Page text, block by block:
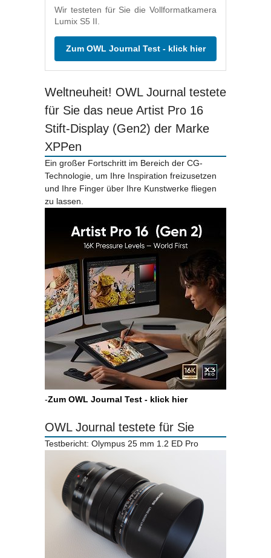
Wir testeten für Sie die Vollformatkamera
Lumix S5 II.
Zum OWL Journal Test - klick hier
Weltneuheit! OWL Journal testete
für Sie das neue Artist Pro 16
Stift-Display (Gen2) der Marke
XPPen
Ein großer Fortschritt im Bereich der CG-
Technologie, um Ihre Inspiration freizusetzen
und Ihre Finger über Ihre Kunstwerke fliegen
zu lassen.
-Zum OWL Journal Test - klick hier
OWL Journal testete für Sie
Testbericht: Olympus 25 mm 1.2 ED Pro